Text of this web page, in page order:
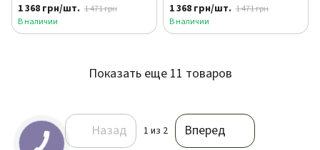
1 368 грн/шт. 1 471 грн
В наличии
1 368 грн/шт. 1 471 грн
В наличии
Показать еще 11 товаров
Назад 1 из 2 Вперед